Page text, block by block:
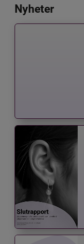
Nyheter